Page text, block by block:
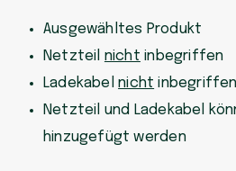
Ausgewähltes Produkt
Netzteil nicht inbegriffen
Ladekabelnicht inbegriffen
Netzteil und Ladekabel
hinzugefügt werden